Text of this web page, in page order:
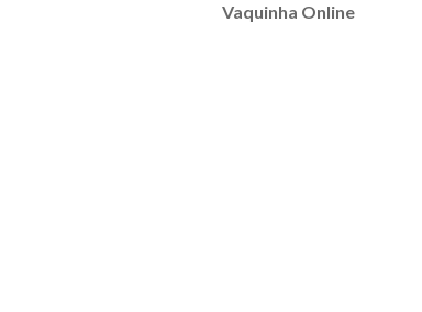
Vaquinha Online